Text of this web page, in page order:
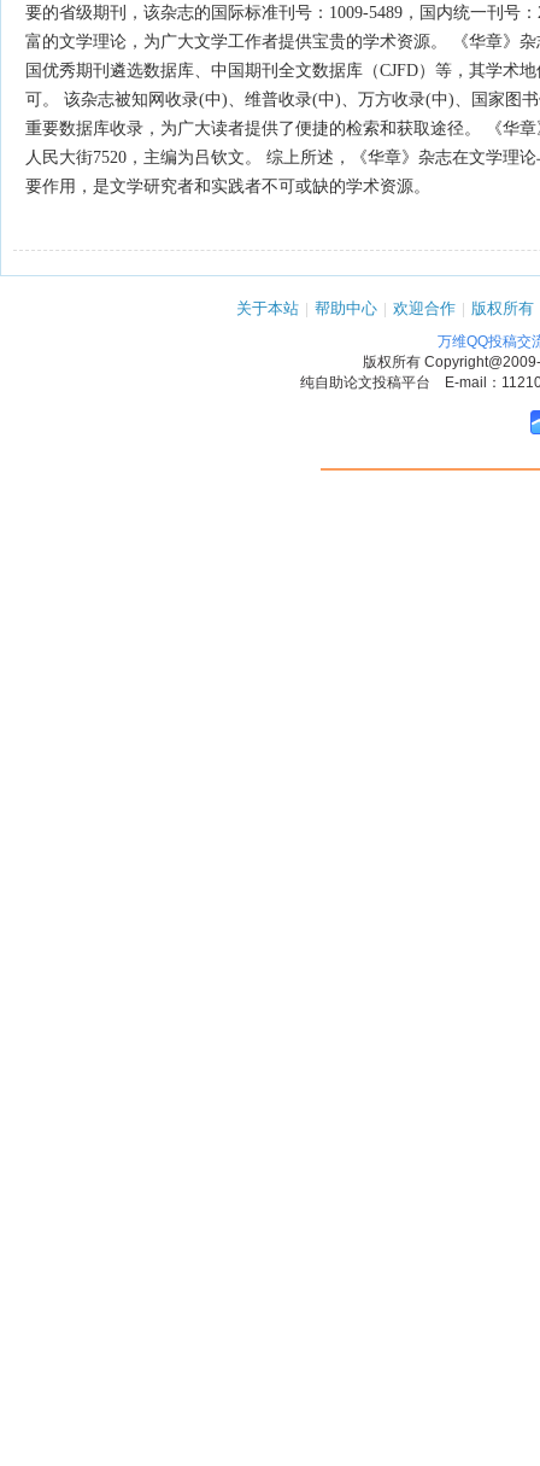
要的省级期刊，该杂志的国际标准刊号：1009-5489，国内统一刊号
富的文学理论，为广大文学工作者提供宝贵的学术资源。 《华章》
国优秀期刊遴选数据库、中国期刊全文数据库（CJFD）等，其学术
可。 该杂志被知网收录(中)、维普收录(中)、万方收录(中)、国家图
重要数据库收录，为广大读者提供了便捷的检索和获取途径。 《华
人民大街7520，主编为吕钦文。 综上所述，《华章》杂志在文学理
要作用，是文学研究者和实践者不可或缺的学术资源。
关于本站 | 帮助中心 | 欢迎合作 | 版权所有
万维QQ投稿交
版权所有
纯自助论文投稿平台 E-mail：